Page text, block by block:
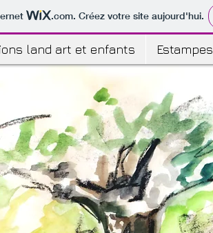
.com. Créez votre site aujourd'hui.
land art et enfants Estampes